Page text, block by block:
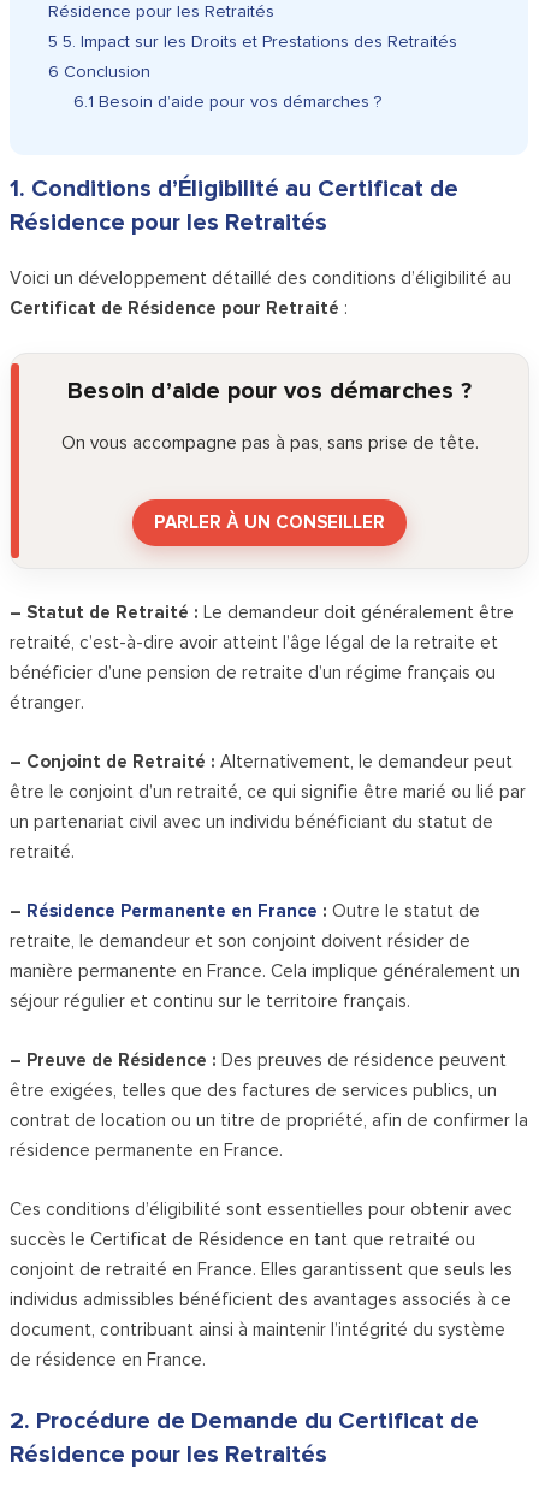
Résidence pour les Retraités
5 5. Impact sur les Droits et Prestations des Retraités
6 Conclusion
6.1 Besoin d’aide pour vos démarches ?
1. Conditions d’Éligibilité au Certificat de
Résidence pour les Retraités
Voici un développement détaillé des conditions d’éligibilité au
Certificat de Résidence pour Retraité :
Besoin d’aide pour vos démarches ?
On vous accompagne pas à pas, sans prise de tête.
PARLER À UN CONSEILLER
– Statut de Retraité : Le demandeur doit généralement être
retraité, c’est-à-dire avoir atteint l’âge légal de la retraite et
bénéficier d’une pension de retraite d’un régime français ou
étranger.
– Conjoint de Retraité : Alternativement, le demandeur peut
être le conjoint d’un retraité, ce qui signifie être marié ou lié par
un partenariat civil avec un individu bénéficiant du statut de
retraité.
– Résidence Permanente en France : Outre le statut de
retraite, le demandeur et son conjoint doivent résider de
manière permanente en France. Cela implique généralement un
séjour régulier et continu sur le territoire français.
– Preuve de Résidence : Des preuves de résidence peuvent
être exigées, telles que des factures de services publics, un
contrat de location ou un titre de propriété, afin de confirmer la
résidence permanente en France.
Ces conditions d’éligibilité sont essentielles pour obtenir avec
succès le Certificat de Résidence en tant que retraité ou
conjoint de retraité en France. Elles garantissent que seuls les
individus admissibles bénéficient des avantages associés à ce
document, contribuant ainsi à maintenir l’intégrité du système
de résidence en France.
2. Procédure de Demande du Certificat de
Résidence pour les Retraités